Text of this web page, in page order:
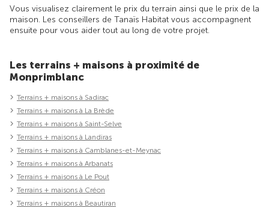
Vous visualisez clairement le prix du terrain ainsi que le prix de la
maison. Les conseillers de Tanaïs Habitat vous accompagnent
ensuite pour vous aider tout au long de votre projet.
Les terrains + maisons à proximité de
Monprimblanc
Terrains + maisons à Sadirac
Terrains + maisons à La Brède
Terrains + maisons à Saint-Selve
Terrains + maisons à Landiras
Terrains + maisons à Camblanes-et-Meynac
Terrains + maisons à Arbanats
Terrains + maisons à Le Pout
Terrains + maisons à Créon
Terrains + maisons à Beautiran